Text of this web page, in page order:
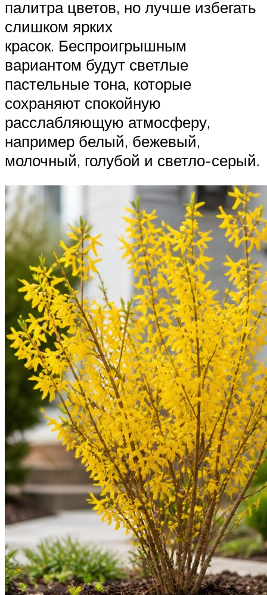
палитра цветов, но лучше избегать
слишком ярких
красок. Беспроигрышным
вариантом будут светлые
пастельные тона, которые
сохраняют спокойную
расслабляющую атмосферу,
например белый, бежевый,
молочный, голубой и светло-серый.